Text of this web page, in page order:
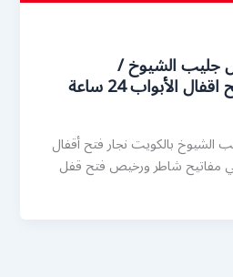
جليب الشيوخ /
الشيوخ بالكويت نجار فتح أقفال
فني مفاتيح شاطر ورخيص فتح قفل